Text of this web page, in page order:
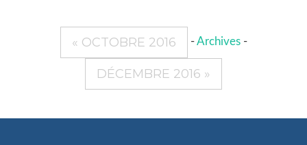
« OCTOBRE 2016 -Archives-
DÉCEMBRE 2016 »